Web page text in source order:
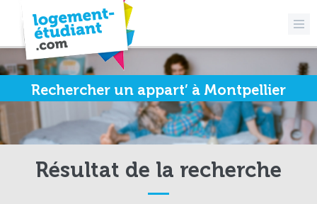
Rechercher un appart’ à Montpellier
Résultat de la recherche